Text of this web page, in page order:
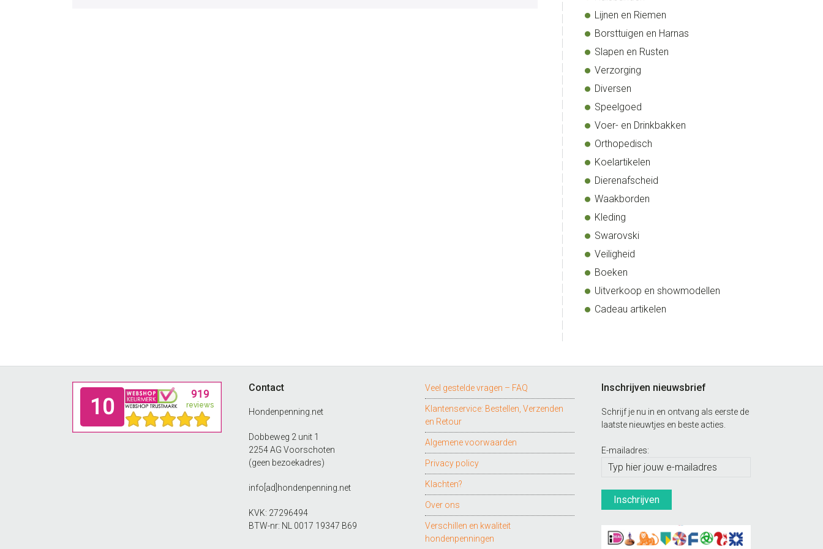
Lijnen en Riemen
Borsttuigen en Harnas
Slapen en Rusten
Verzorging
Diversen
Speelgoed
Voer- en Drinkbakken
Orthopedisch
Koelartikelen
Dierenafscheid
Waakborden
Kleding
Swarovski
Veiligheid
Boeken
Uitverkoop en showmodellen
Cadeau artikelen
Contact
Hondenpenning.net
Dobbeweg 2 unit 1
2254 AG Voorschoten
(geen bezoekadres)
info[ad]hondenpenning.net
KVK: 27296494
BTW-nr: NL 0017 19347 B69
Veel gestelde vragen – FAQ
Klantenservice: Bestellen, Verzenden
en Retour
Algemene voorwaarden
Privacy policy
Klachten?
Over ons
Verschillen en kwaliteit
hondenpenningen
Inschrijven nieuwsbrief
Schrijf je nu in en ontvang als eerste de
laatste nieuwtjes en beste acties.
E-mailadres: